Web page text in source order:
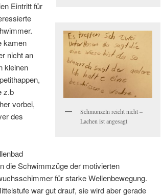
Schmunzeln reicht nicht –
Lachen ist angesagt
Eintritt für
kamen
nicht an
kleinen
z.b
vorbei,
des
die Schwimmzüge der motivierten
für starke Wellenbewegung.
war gut drauf, sie wird aber gerade